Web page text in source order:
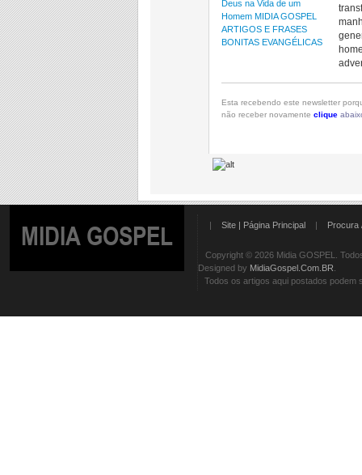
Esta recebendo este newsletter
não receber novamenteclique
MIDIA GOSPEL | Site | Página Principal | Procura
Copyright © 2026 Midia GOSPEL.
Designed by MidiaGospel.Com.BR
Todos os artigos aqui postados podem